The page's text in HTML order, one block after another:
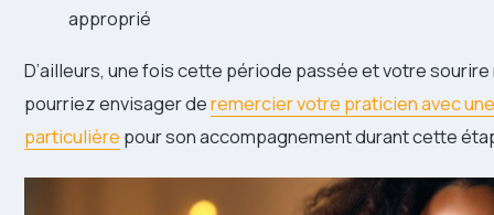
approprié
D’ailleurs, une fois cette période passée et votre
pourriez envisager deremercier votre praticien avec
particulière pour son accompagnement durant cette